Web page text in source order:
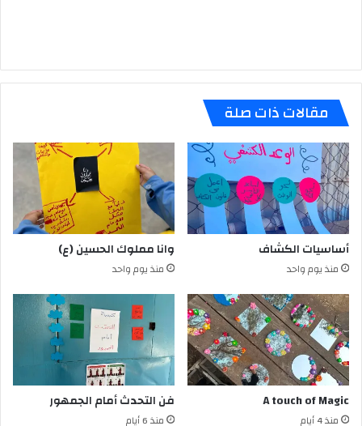
مقالات ذات صلة
أساسيات الكشاف
منذ يوم واحد
وانا مملوك الحسين (ع)
منذ يوم واحد
A touch of Magic
منذ 4 أيام
فن التحدث أمام الجمهور
منذ 6 أيام